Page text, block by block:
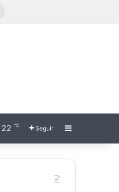
22 ℃ Seguir Barra Lateral